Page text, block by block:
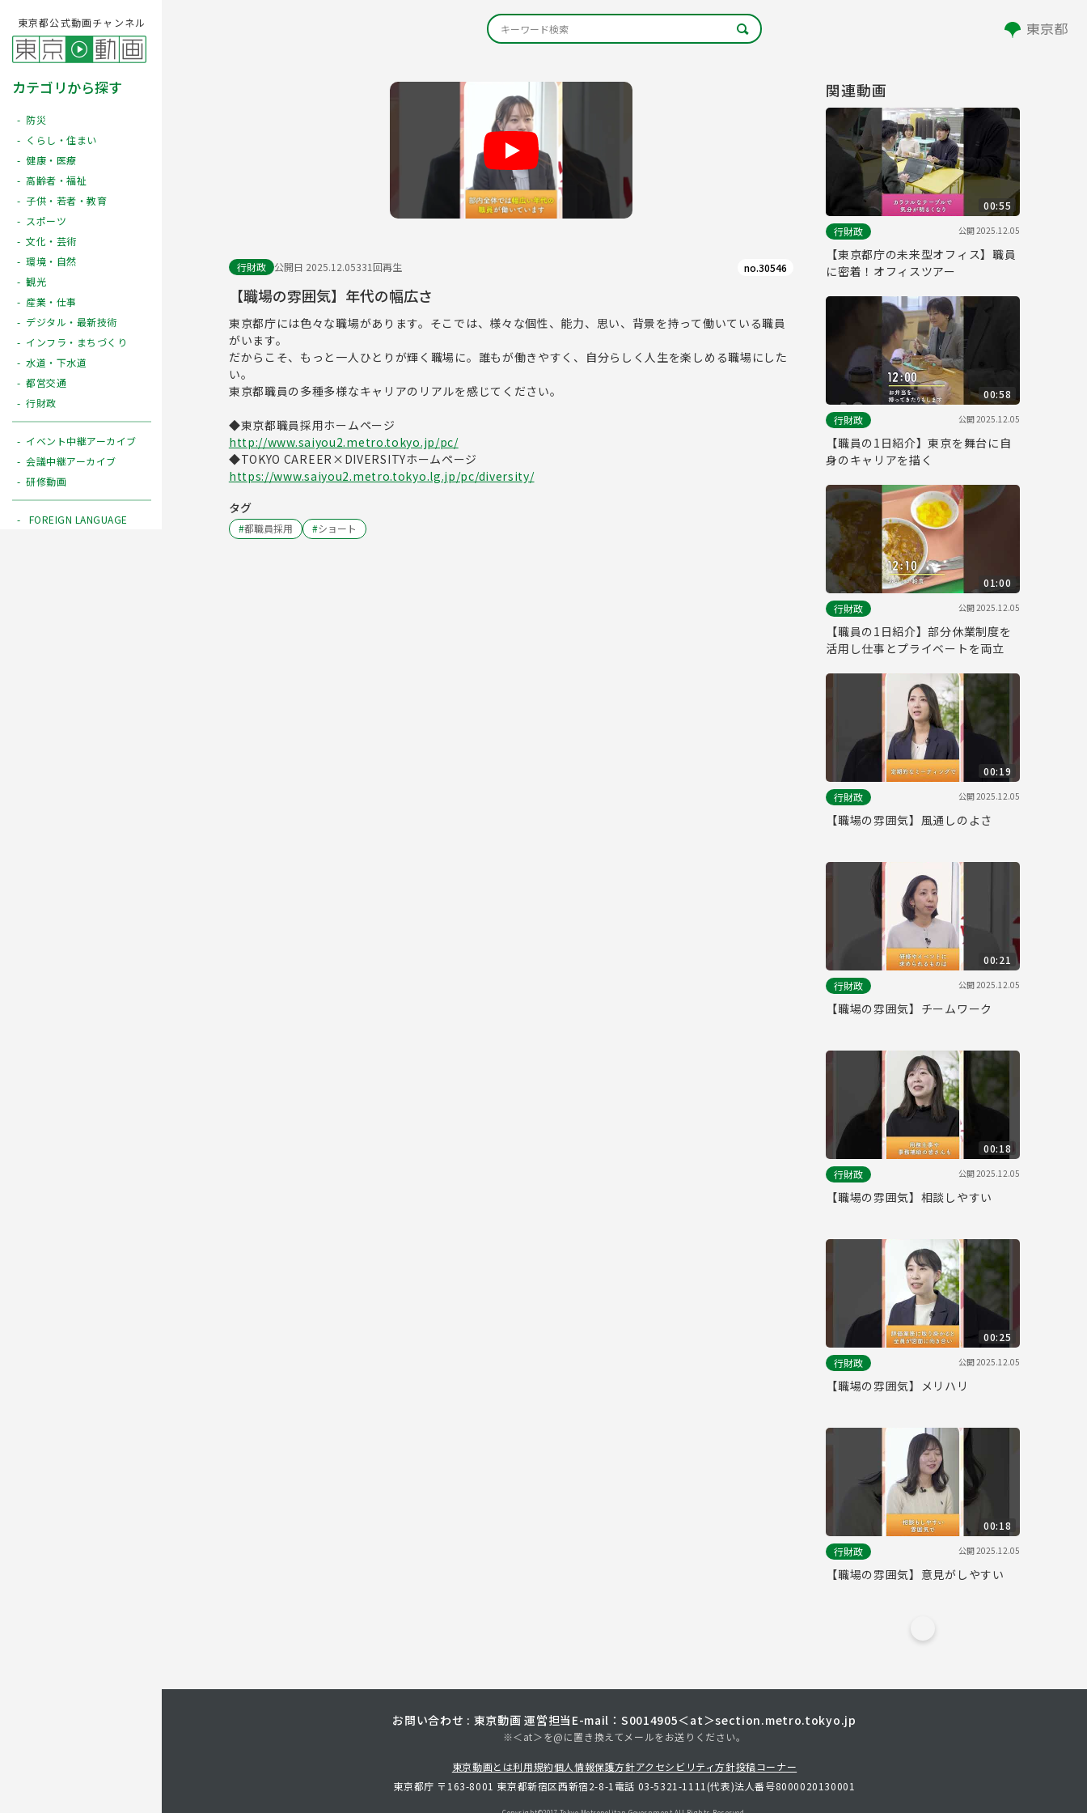
東京都公式動画チャンネル
カテゴリから探す
防災
くらし・住まい
健康・医療
高齢者・福祉
子供・若者・教育
スポーツ
文化・芸術
環境・自然
観光
産業・仕事
デジタル・最新技術
インフラ・まちづくり
水道・下水道
都営交通
行財政
イベント中継アーカイブ
会議中継アーカイブ
研修動画
FOREIGN LANGUAGE
行財政 公開日 2025.12.05331回再生 no.30546
【職場の雰囲気】年代の幅広さ
東京都庁には色々な職場があります。そこでは、様々な個性、能力、思い、背景を持って働いている職員
がいます。
だからこそ、もっと一人ひとりが輝く職場に。誰もが働きやすく、自分らしく人生を楽しめる職場にした
い。
東京都職員の多種多様なキャリアのリアルを感じてください。
◆東京都職員採用ホームページ
http://www.saiyou2.metro.tokyo.jp/pc/
◆TOKYO CAREER×DIVERSITYホームページ
https://www.saiyou2.metro.tokyo.lg.jp/pc/diversity/
タグ
#都職員採用 #ショート
関連動画
00:55
行財政
公開2025.12.05
【東京都庁の未来型オフィス】職員
に密着！オフィスツアー
00:58
行財政
公開2025.12.05
【職員の1日紹介】東京を舞台に自
身のキャリアを描く
01:00
行財政
公開2025.12.05
【職員の1日紹介】部分休業制度を
活用し仕事とプライベートを両立
00:19
行財政
公開2025.12.05
【職場の雰囲気】風通しのよさ
00:21
行財政
公開2025.12.05
【職場の雰囲気】チームワーク
00:18
行財政
公開2025.12.05
【職場の雰囲気】相談しやすい
00:25
行財政
公開2025.12.05
【職場の雰囲気】メリハリ
00:18
行財政
公開2025.12.05
【職場の雰囲気】意見がしやすい
お問い合わせ : 東京動画 運営担当 E-mail：S0014905＜at＞section.metro.tokyo.jp
※＜at＞を@に置き換えてメールをお送りください。
東京動画とは利用規約個人情報保護方針アクセシビリティ方針投稿コーナー
東京都庁 〒163-8001 東京都新宿区西新宿2-8-1 電話 03-5321-1111(代表)法人番号8000020130001